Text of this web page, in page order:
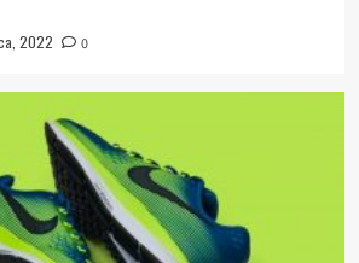
2022 0